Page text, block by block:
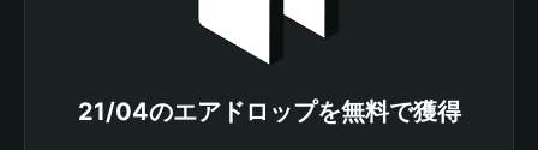
21/04のエアドロップを無料で獲得